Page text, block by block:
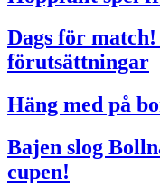
Dags för
förutsättningar
Häng med på
Bajen slog
cupen!